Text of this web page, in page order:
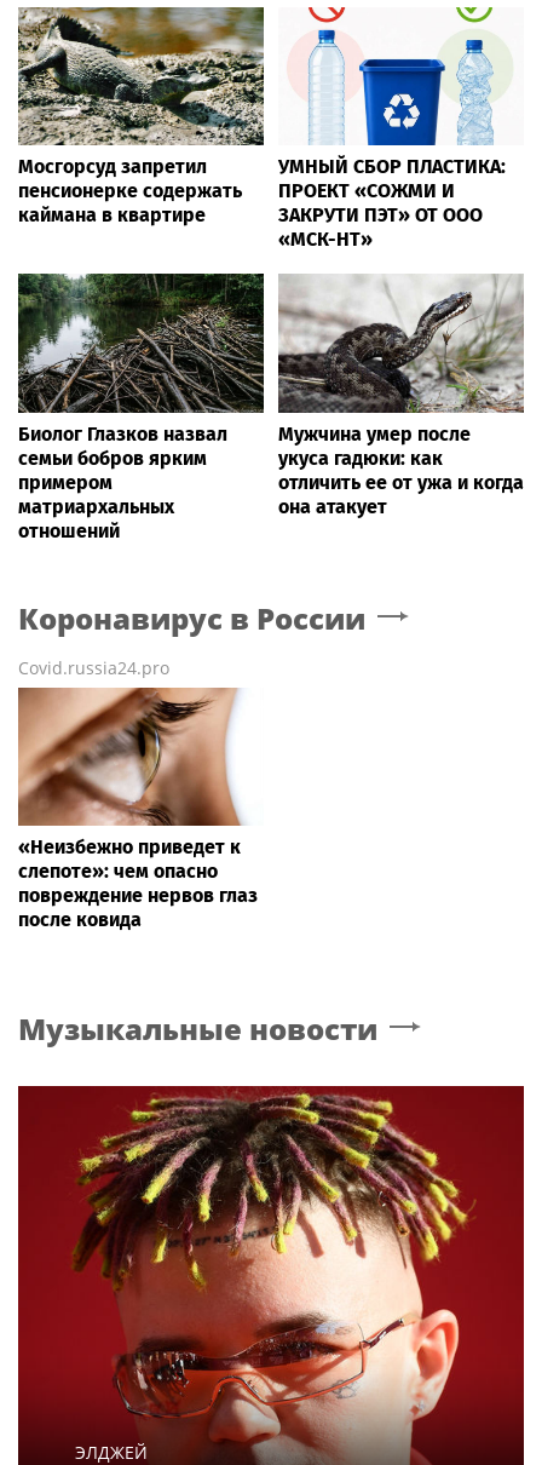
Мосгорсуд запретил
пенсионерке содержать
каймана в квартире
УМНЫЙ СБОР ПЛАСТИКА:
ПРОЕКТ «СОЖМИ И
ЗАКРУТИ ПЭТ» ОТ ООО
«МСК-НТ»
Биолог Глазков назвал
семьи бобров ярким
примером
матриархальных
отношений
Мужчина умер после
укуса гадюки: как
отличить ее от ужа и когда
она атакует
Коронавирус в России
Covid.russia24.pro
«Неизбежно приведет к
слепоте»: чем опасно
повреждение нервов глаз
после ковида
Музыкальные новости
ЭЛДЖЕЙ